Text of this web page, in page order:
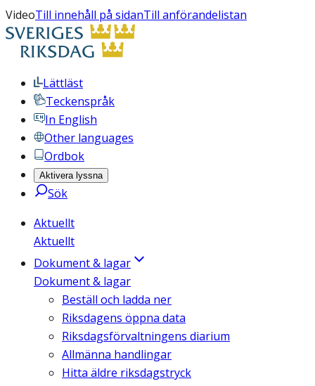
VideoTill innehåll på sidanTill anförandelistan
Lättläst
Teckenspråk
In English
Other languages
Ordbok
Aktivera lyssna
Sök
Aktuellt
Aktuellt
Dokument & lagar
Dokument & lagar
Beställ och ladda ner
Riksdagens öppna data
Riksdagsförvaltningens diarium
Allmänna handlingar
Hitta äldre riksdagstryck